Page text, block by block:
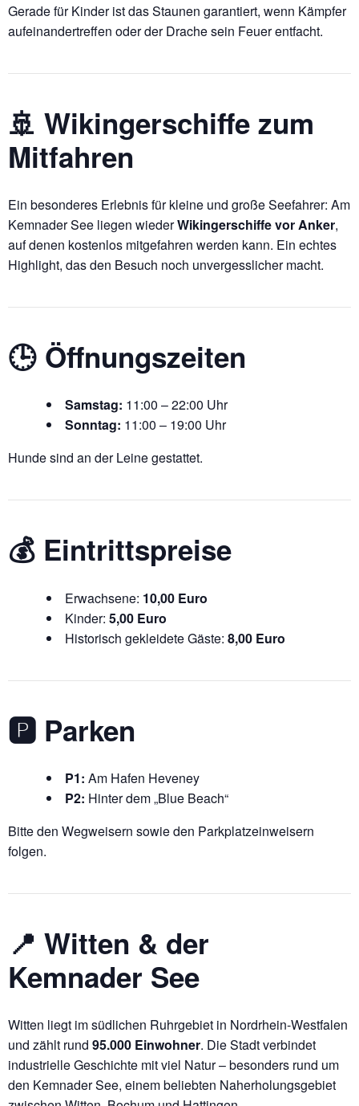
Gerade für Kinder ist das Staunen garantiert, wenn Kämpfer
aufeinandertreffen oder der Drache sein Feuer entfacht.
🚢 Wikingerschiffe zum
Mitfahren
Ein besonderes Erlebnis für kleine und große Seefahrer: Am
Kemnader See liegen wiederWikingerschiffe vor Anker,
auf denen kostenlos mitgefahren werden kann. Ein echtes
Highlight, das den Besuch noch unvergesslicher macht.
🕒 Öffnungszeiten
Samstag: 11:00 – 22:00 Uhr
Sonntag: 11:00 – 19:00 Uhr
Hunde sind an der Leine gestattet.
💰 Eintrittspreise
Erwachsene: 10,00 Euro
Kinder: 5,00 Euro
Historisch gekleidete Gäste: 8,00 Euro
🅿️ Parken
P1: Am Hafen Heveney
P2: Hinter dem „Blue Beach“
Bitte den Wegweisern sowie den Parkplatzeinweisern
folgen.
📍 Witten & der
Kemnader See
Witten liegt im südlichen Ruhrgebiet in Nordrhein-Westfalen
und zählt rund 95.000 Einwohner. Die Stadt verbindet
industrielle Geschichte mit viel Natur – besonders rund um
den Kemnader See, einem beliebten Naherholungsgebiet